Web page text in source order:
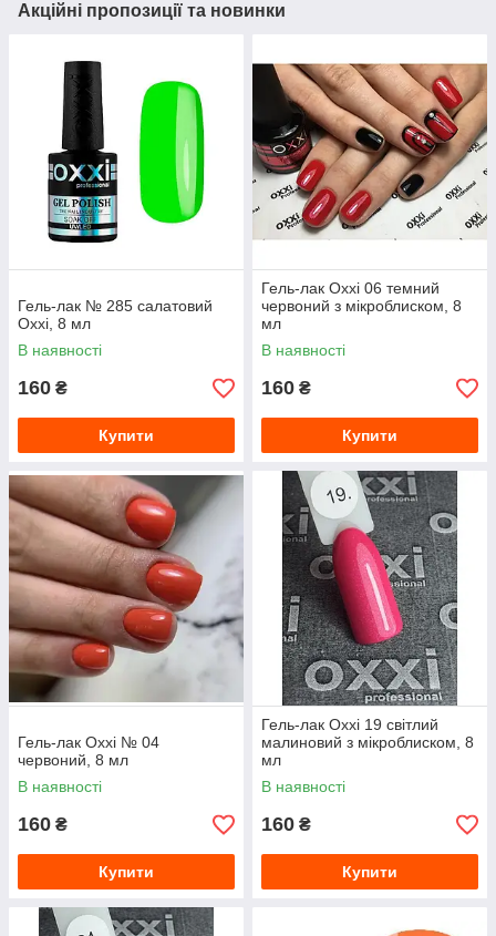
Акційні пропозиції та новинки
Гель-лак № 285 салатовий
Oxxi, 8 мл
В наявності
160 ₴
Купити
Гель-лак Oxxi 06 темний
червоний з мікроблиском, 8
мл
В наявності
160 ₴
Купити
Гель-лак Oxxi № 04
червоний, 8 мл
В наявності
160 ₴
Купити
Гель-лак Oxxi 19 світлий
малиновий з мікроблиском, 8
мл
В наявності
160 ₴
Купити